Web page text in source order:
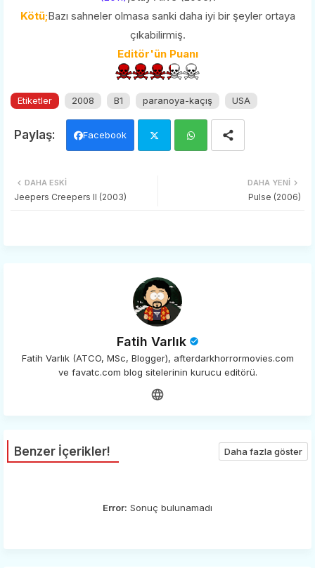
Kötü;Bazı sahneler olmasa sanki daha iyi bir şeyler ortaya
çıkabilirmiş.
Editör'ün Puanı
Etiketler 2008 B1 paranoya-kaçış USA
Facebook
DAHA YENI
Pulse (2006)
DAHA ESKI
Jeepers Creepers II (2003)
Fatih Varlık
Fatih Varlık (ATCO, MSc, Blogger), afterdarkhorrormovies.com
ve favatc.com blog sitelerinin kurucu editörü.
Benzer İçerikler! Daha fazla göster
Error: Sonuç bulunamadı